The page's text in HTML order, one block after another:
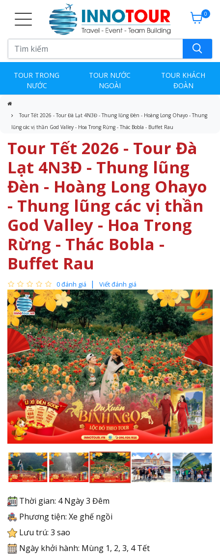
0
TOUR TRONG
NƯỚC
TOUR NƯỚC
NGOÀI
TOUR KHÁCH
ĐOÀN
Tour Tết 2026 - Tour Đà Lạt 4N3Đ - Thung lũng Đèn - Hoàng Long Ohayo - Thung
lũng các vị thần God Valley - Hoa Trong Rừng - Thác Bobla - Buffet Rau
Tour Tết 2026 - Tour Đà
Lạt 4N3Đ - Thung lũng
Đèn - Hoàng Long Ohayo
- Thung lũng các vị thần
God Valley - Hoa Trong
Rừng - Thác Bobla -
Buffet Rau
0 đánh giá Viết đánh giá
Thời gian: 4 Ngày 3 Đêm
Phương tiện: Xe ghế ngồi
Lưu trú: 3 sao
Ngày khởi hành: Mùng 1, 2, 3, 4 Tết